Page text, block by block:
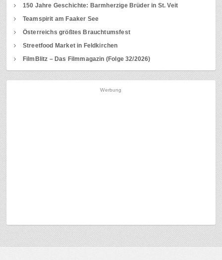
150 Jahre Geschichte: Barmherzige Brüder in St. Veit
Teamspirit am Faaker See
Österreichs größtes Brauchtumsfest
Streetfood Market in Feldkirchen
FilmBlitz – Das Filmmagazin (Folge 32/2026)
Werbung